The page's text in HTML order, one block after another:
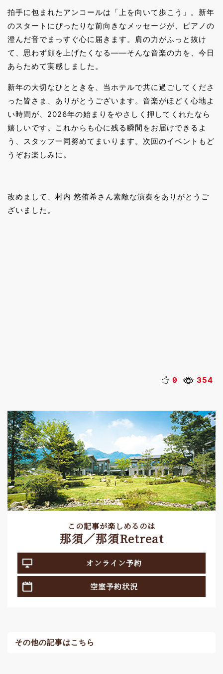
拍手に包まれたアンコールは「上を向いて歩こう」。新年
のスタートにぴったりな前向きなメッセージが、ピアノの
澄んだ音でまっすぐ心に届きます。肩の力がふっと抜け
て、思わず顔を上げたくなる——そんな音楽の力を、今日
あらためて実感しました。
新年の大切なひとときを、当ホテルで共に過ごしてくださ
った皆さま、ありがとうございます。音楽がほどく心地よ
い時間が、2026年の始まりをやさしく押してくれたなら
嬉しいです。これからも心に残る瞬間をお届けできるよ
う、スタッフ一同努めてまいります。次回のイベントもど
うぞお楽しみに。
改めまして、村内 悠侑希さん素敵な演奏をありがとうご
ざいました。
9 354
この記事が楽しめるのは
那須／那須Retreat
オンライン予約
空室予約状況
その他の記事はこちら